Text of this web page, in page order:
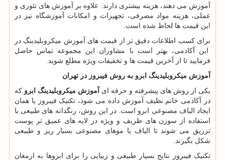
آموزش می دهند، هزینه بیشتری دارند. علاوه بر آموزش های تئوری و
عملی، هزینه مواد مصرفی، تجهیزات و امکانات آموزشگاه نیز در
این قیمت ها لحاظ شده است.
برای کسب اطلاعات دقیق تر از قیمت های آموزش میکروبلیدینگ در
این آکادمی، بهتر است با مشاوران این مجموعه تماس حاصل
فرمایید تا از آخرین قیمت ها و تخفیفات ویژه مطلع شوید.
آموزش میکروبلیدینگ ابرو به روش فیبروز در تهران
یکی از روش های پیشرفته و حرفه ای
آموزش میکروبلیدینگ ابرو که
در آکادمی خانم نظیف آموزش داده می شود، تکنیک فیبروز یا همان
ایجاد الیاف مصنوعی ابرو است. در این روش، رنگدانه های طبیعی با
استفاده از سوزن های ظریف و ویژه در لایه های عمیق تر پوست
تزریق می شوند تا الیاف یا موهای مصنوعی بسیار ریز و طبیعی
شکل بگیرند.
تکنیک فیبروز نتایج بسیار طبیعی و زیبایی را برای ابروها به ارمغان